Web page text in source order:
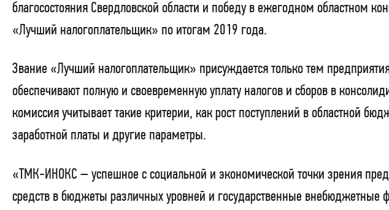
благосостояния Свердловской области и победу в ежегодном областном
«Лучший налогоплательщик» по итогам 2019 года.
Звание «Лучший налогоплательщик» присуждается только тем
обеспечивают полную и своевременную уплату налогов и сборов в
комиссия учитывает такие критерии, как рост поступлений в областной
заработной платы и другие параметры.
«ТМК-ИНОКС – успешное с социальной и экономической точки зрения
средств в бюджеты различных уровней и государственные